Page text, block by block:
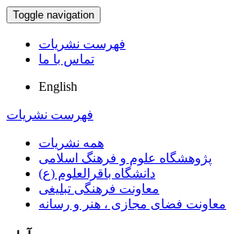
Toggle navigation
فهرست نشریات
تماس با ما
English
فهرست نشریات
همه نشریات
پژوهشگاه علوم و فرهنگ اسلامی
دانشگاه باقرالعلوم (ع)
معاونت فرهنگی تبلیغی
معاونت فضای مجازی ، هنر و رسانه